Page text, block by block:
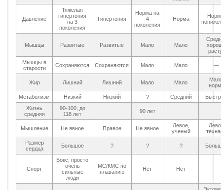
Давление
Тяжелая
гипертония
на 3
поколения
Гипертония
Норма на
4
поколения
Норма
Мышцы Развитые Развитые Мало Мало
Мышцы в
старости
Сохраняются Сохраняются Мало Мало —
Жир Лишний Лишний Мало Мало
Метаболизм
Низкий Низкий ? Средний
Жизнь
средняя
90-100, до
118 лет
90 лет
Мышление Не явное Правое Не явное
Левое,
ученый
Размер
сердца
Большое ? ? ?
Спорт
Бокс, просто
очень
сильные
люди
МС/КМС по
плаванию
Нет Нет